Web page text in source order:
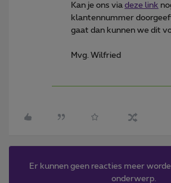
Kan je ons via deze link
klantennummer
gaat dan kunnen we dit
Mvg. Wilfried
Er kunnen geen reacties meer
onderwerp.